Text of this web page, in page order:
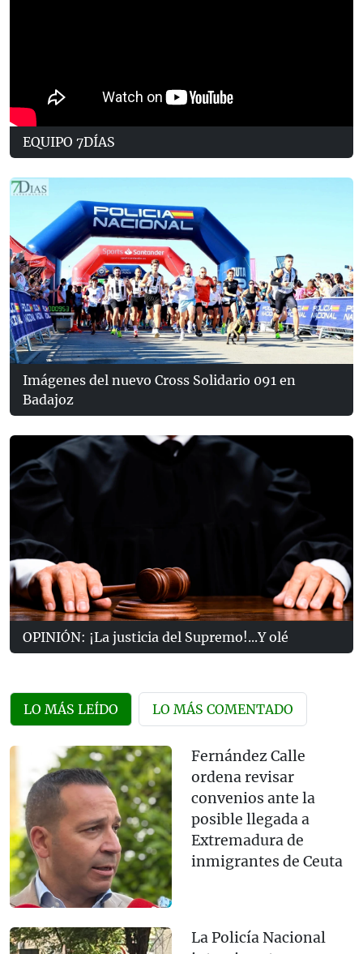
EQUIPO 7DÍAS
Imágenes del nuevo Cross Solidario 091 en
Badajoz
OPINIÓN: ¡La justicia del Supremo!...Y olé
LO MÁS LEÍDO LO MÁS COMENTADO
Fernández Calle
ordena revisar
convenios ante la
posible llegada a
Extremadura de
inmigrantes de Ceuta
La Policía Nacional